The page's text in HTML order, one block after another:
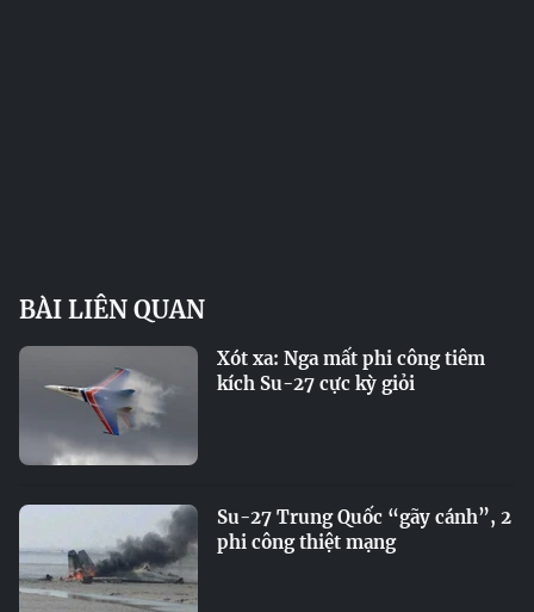
BÀI LIÊN QUAN
Xót xa: Nga mất phi công tiêm
kích Su-27 cực kỳ giỏi
Su-27 Trung Quốc “gãy cánh”, 2
phi công thiệt mạng